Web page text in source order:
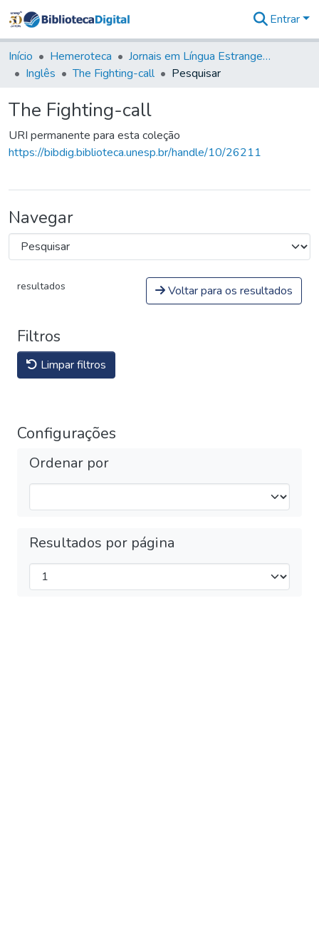
&
Coleções
Tudo na
Digital
Estatísticas
Entrar
Início Hemeroteca
Jornais em Língua Estrangeira
Inglês
The Fighting-call Pesquisar
The Fighting-call
URI permanente para esta coleção
https://bibdig.biblioteca.unesp.br/handle/10/26211
Navegar
resultados Voltar para os resultados
Filtros
Limpar filtros
Configurações
Ordenar por
Resultados por página